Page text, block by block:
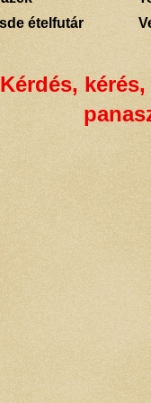
ételfutár
Kérdés,